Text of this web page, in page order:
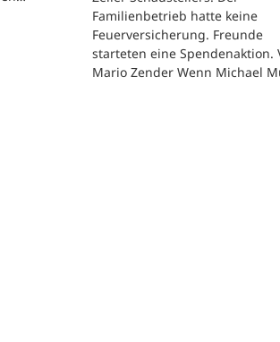
Familienbetrieb hatte keine
Feuerversicherung. Freunde
starteten eine Spendenaktion.
Mario Zender Wenn Michael